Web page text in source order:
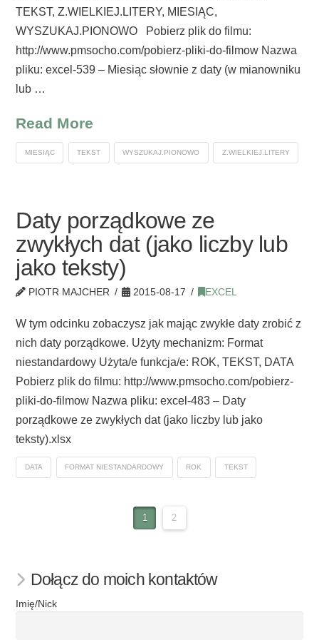
TEKST, Z.WIELKIEJ.LITERY, MIESIĄC,
WYSZUKAJ.PIONOWO Pobierz plik do filmu:
http://www.pmsocho.com/pobierz-pliki-do-filmow Nazwa
pliku: excel-539 – Miesiąc słownie z daty (w mianowniku
lub …
Read More
MIESIĄC TEKST WYSZUKAJ.PIONOWO Z.WIELKIEJ.LITERY
Daty porządkowe ze
zwykłych dat (jako liczby lub
jako teksty)
PIOTR MAJCHER 2015-08-17 EXCEL
W tym odcinku zobaczysz jak mając zwykłe daty zrobić z
nich daty porządkowe. Użyty mechanizm: Format
niestandardowy Użyta/e funkcja/e: ROK, TEKST, DATA
Pobierz plik do filmu: http://www.pmsocho.com/pobierz-
pliki-do-filmow Nazwa pliku: excel-483 – Daty
porządkowe ze zwykłych dat (jako liczby lub jako
teksty).xlsx
DATA FORMAT NIESTANDARDOWY ROK TEKST
1 2
Dołącz do moich kontaktów
Imię/Nick